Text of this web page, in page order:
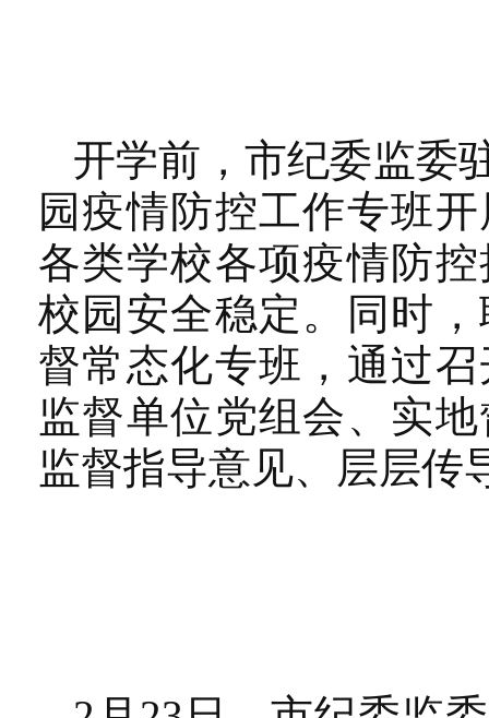
开学前，市纪委监委
园疫情防控工作专班
各类学校各项疫情防
校园安全稳定。同时
督常态化专班，通过
监督单位党组会、实
监督指导意见、层层传